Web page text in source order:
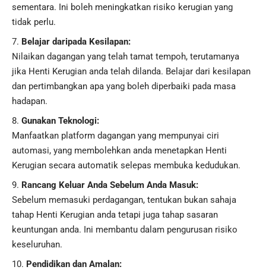
sementara. Ini boleh meningkatkan risiko kerugian yang
tidak perlu.
Belajar daripada Kesilapan:
Nilaikan dagangan yang telah tamat tempoh, terutamanya
jika Henti Kerugian anda telah dilanda. Belajar dari kesilapan
dan pertimbangkan apa yang boleh diperbaiki pada masa
hadapan.
Gunakan Teknologi:
Manfaatkan platform dagangan yang mempunyai ciri
automasi, yang membolehkan anda menetapkan Henti
Kerugian secara automatik selepas membuka kedudukan.
Rancang Keluar Anda Sebelum Anda Masuk:
Sebelum memasuki perdagangan, tentukan bukan sahaja
tahap Henti Kerugian anda tetapi juga tahap sasaran
keuntungan anda. Ini membantu dalam pengurusan risiko
keseluruhan.
Pendidikan dan Amalan: